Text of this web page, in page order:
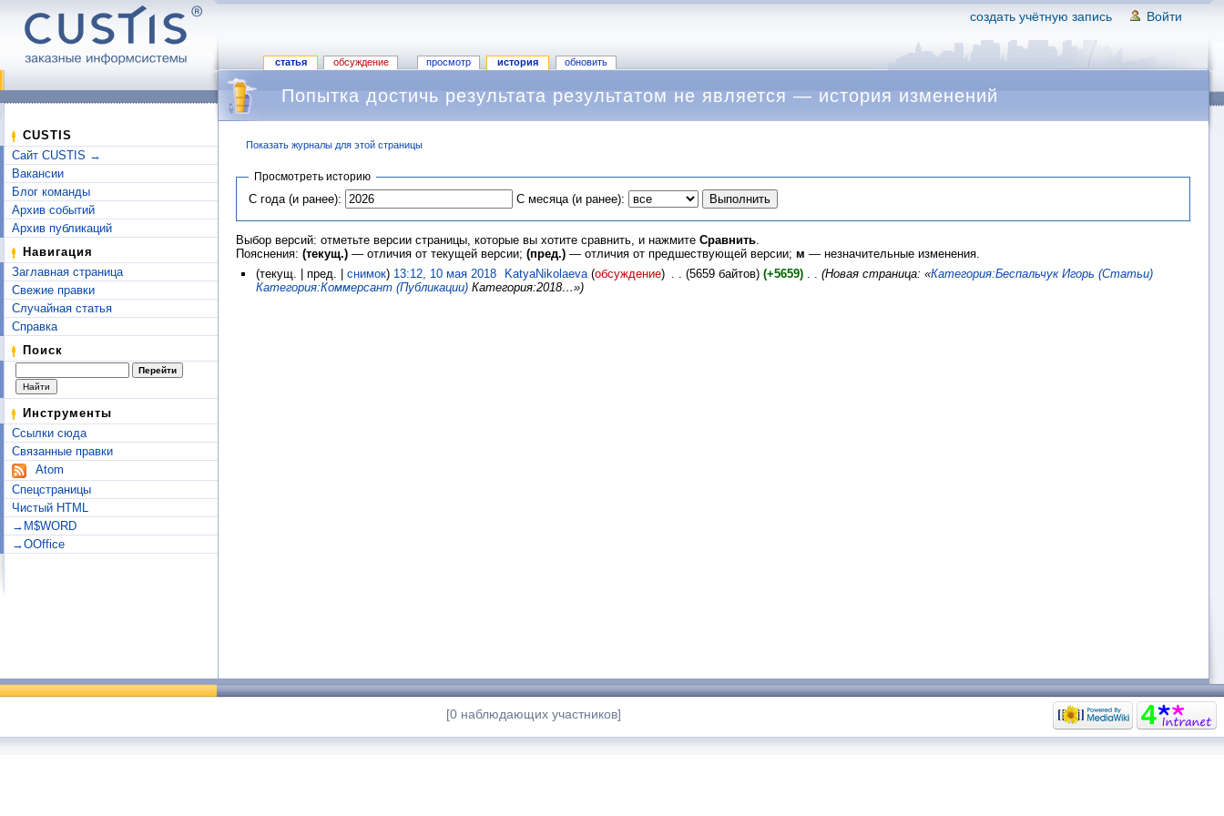
создать учётную запись Войти
статья обсуждение просмотр история обновить
CUSTIS
Сайт CUSTIS →
Вакансии
Блог команды
Архив событий
Архив публикаций
Навигация
Заглавная страница
Свежие правки
Случайная статья
Справка
Поиск
Инструменты
Ссылки сюда
Связанные правки
Atom
Спецстраницы
Чистый HTML
→M$WORD
→OOffice
Попытка достичь результата результатом не является — история изменений
Показать журналы для этой страницы
Просмотреть историю
С года (и ранее): С месяца (и ранее):
Выбор версий: отметьте версии страницы, которые вы хотите сравнить, и нажмите Сравнить
Пояснения: (текущ.) — отличия от текущей версии; (пред.) — отличия от предшествующей версии; м — незначительные изменения.
(текущ. | пред. | снимок) 13:12, 10 мая 2018‎ KatyaNikolaeva (обсуждение) . . (5659 байтов) (+5659)‎ . . (Новая страница: «Категория:Беспальчук Игорь (Статьи)
Категория:Коммерсант (Публикации)Категория:2018…»)
[0 наблюдающих участников]